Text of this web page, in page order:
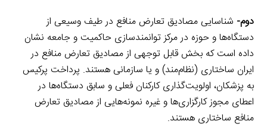
دوم- شناسایی مصادیق تعارض منافع در طیف وسیعی از
دستگاه‌ها و حوزه در مرکز توانمندسازی حاکمیت و جامعه نشان
داده است که بخش قابل توجهی از مصادیق تعارض منافع در
ایران ساختاری (نظام‌مند) و یا سازمانی هستند. پرداخت پرکیس
به پزشکان، اولویت‌گذاری کارکنان فعلی و سابق دستگاه‌ها در
اعطای مجوز کارگزاری‌ها و غیره نمونه‌هایی از مصادیق تعارض
منافع ساختاری هستند.